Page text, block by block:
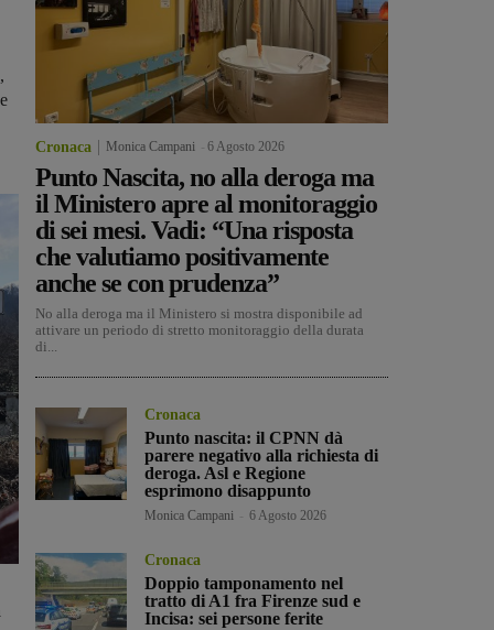
Cronaca Monica Campani 6 Agosto 2026
Punto Nascita, no alla deroga ma
il Ministero apre al monitoraggio
di sei mesi. Vadi: “Una risposta
che valutiamo positivamente
anche se con prudenza”
No alla deroga ma il Ministero si mostra disponibile ad
attivare un periodo di stretto monitoraggio della durata
di...
Cronaca
Punto nascita: il CPNN dà
parere negativo alla richiesta di
deroga. Asl e Regione
esprimono disappunto
Monica Campani 6 Agosto 2026
Cronaca
Doppio tamponamento nel
tratto di A1 fra Firenze sud e
Incisa: sei persone ferite